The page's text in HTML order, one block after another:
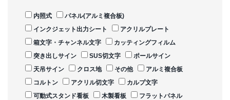
内照式
パネル(アルミ複合板)
インクジェット出力シート
アクリルプレート
箱文字・チャンネル文字
カッティングフィルム
突き出しサイン
SUS切文字
ポールサイン
天吊サイン
クロス地 その他
アルミ複合板
コルトン
アクリル切文字
カルプ文字
可動式スタンド看板
木製看板
フラットパネル